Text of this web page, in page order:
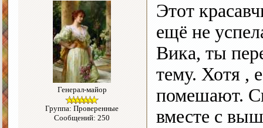
Генерал-майор
Группа: Проверенные
Сообщений: 250
Этот
ещё не
Вика, ты
тему. Хотя ,
помешают.
вместе с